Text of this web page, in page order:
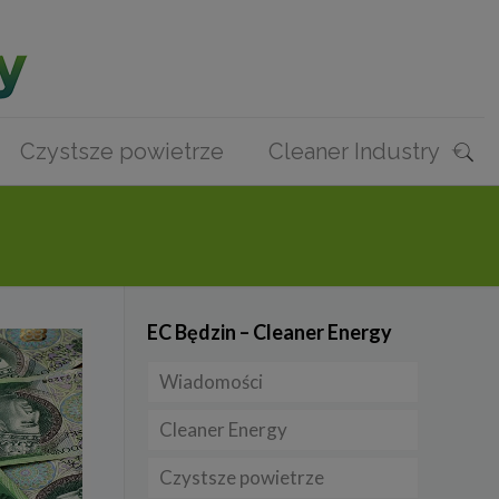
Czystsze powietrze Cleaner Industry
EC Będzin – Cleaner Energy
Wiadomości
Firmy
Prawo
Cleaner Energy
Dla domu
Czystsze powietrze